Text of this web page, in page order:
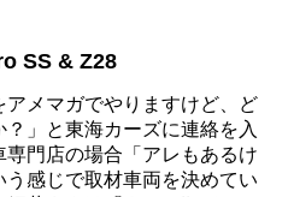
SS & Z28
アメマガでやりますけど、ど
」と東海カーズに連絡を入
門店の場合「アレもあるけ
感じで取材車両を決めてい